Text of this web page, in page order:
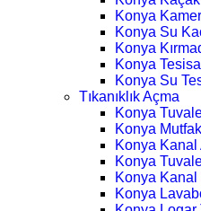
Konya
Konya Su
Konya
Konya
Konya Su
Tıkanıklık Açma
Konya
Konya
Konya Kanal
Konya
Konya Kanal
Konya